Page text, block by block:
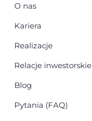
O nas
Kariera
Realizacje
Relacje inwestorskie
Blog
Pytania (FAQ)